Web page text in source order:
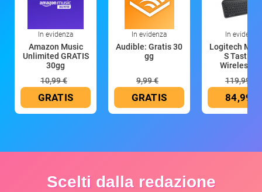
In evidenza
Amazon Music
Unlimited GRATIS
30gg
10,99 €
GRATIS
In evidenza
Audible: Gratis 30
gg
9,99 €
GRATIS
In evidenza
Logitech MX
S Tastiera
Wireless
119,99 €
84,99 €
Scelti dalla redazione